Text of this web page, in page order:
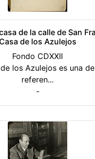
de la calle de San
Casa de los Azulejos
Fondo CDXXII
los Azulejos es una
referen...
-